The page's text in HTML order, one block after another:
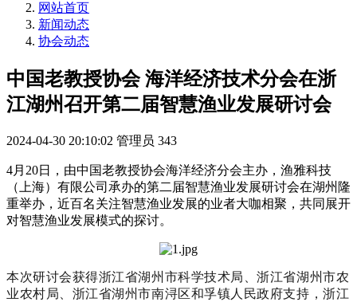
网站首页
新闻动态
协会动态
中国老教授协会 海洋经济技术分会在浙
江湖州召开第二届智慧渔业发展研讨会
2024-04-30 20:10:02 管理员 343
4月20日，由中国老教授协会海洋经济分会主办，渔雅科技
（上海）有限公司承办的第二届智慧渔业发展研讨会在湖州隆
重举办，近百名关注智慧渔业发展的业者大咖相聚，共同展开
对智慧渔业发展模式的探讨。
本次研讨会获得浙江省湖州市科学技术局、浙江省湖州市农
业农村局、浙江省湖州市南浔区和孚镇人民政府支持，浙江